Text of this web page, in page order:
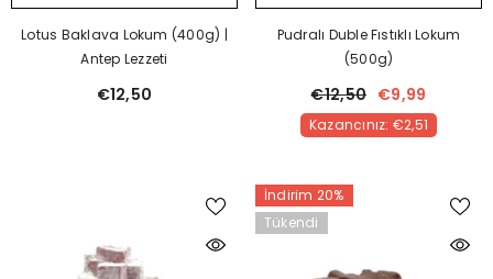
Lotus Baklava Lokum (400g) |
Antep Lezzeti
€12,50
Pudralı Duble Fıstıklı Lokum
(500g)
€12,50 €9,99
Kazancınız: €2,51
İndirim 20%
Tükendi